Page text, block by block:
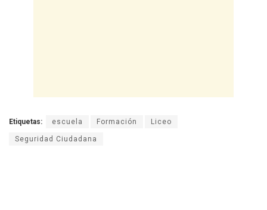
Etiquetas: escuela Formación Liceo
Seguridad Ciudadana